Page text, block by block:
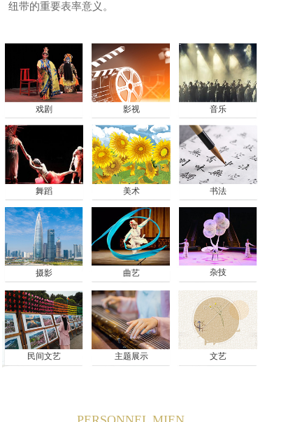
纽带的重要表率意义。
戏剧 影视 音乐
舞蹈 美术 书法
摄影 曲艺 杂技
民间文艺 主题展示 文艺